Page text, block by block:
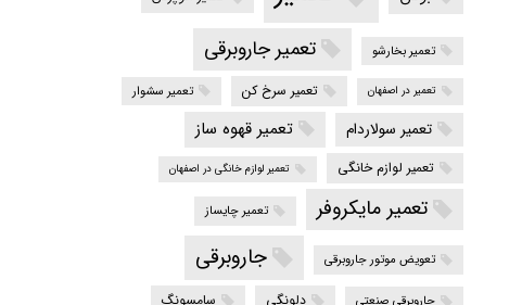
تعمیر بخارشو تعمیر جاروبرقی
تعمیر در اصفهان تعمیر سرخ کن تعمیر سشوار
تعمیر سولاردام تعمیر قهوه ساز
تعمیر لوازم خانگی تعمیر لوازم خانگی در اصفهان
تعمیر مایکروفر تعمیر چایساز
تعویض موتور جاروبرقی جاروبرقی
جاروبرقی صنعتی دلونگی
سامسونگ